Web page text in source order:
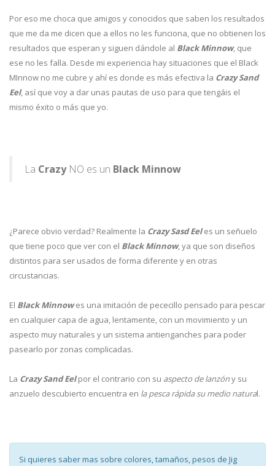
Por eso me choca que amigos y conocidos que saben los resultados
que me da me dicen que a ellos no les funciona, que no obtienen los
resultados que esperan y siguen dándole al Black Minnow, que
ese no les falla. Desde mi experiencia hay situaciones que el Black
MInnow no me cubre y ahí es donde es más efectiva la Crazy Sand
Eel, así que voy a dar unas pautas de uso para que tengáis el
mismo éxito o más que yo.
La CrazyNO es un Black Minnow
¿Parece obvio verdad? Realmente la Crazy Sasd Eeles un señuelo
que tiene poco que ver con el Black Minnow, ya que son diseños
distintos para ser usados de forma diferente y en otras
circustancias.
El Black Minnowes una imitación de pececillo pensado para pescar
en cualquier capa de agua, lentamente, con un movimiento y un
aspecto muy naturales y un sistema antienganches para poder
pasearlo por zonas complicadas.
La Crazy Sand Eelpor el contrario con su aspecto de lanzóny su
anzuelo descubierto encuentra en la pesca rápida su medio natural.
Si quieres saber mas sobre colores, tamaños, pesos de Jig